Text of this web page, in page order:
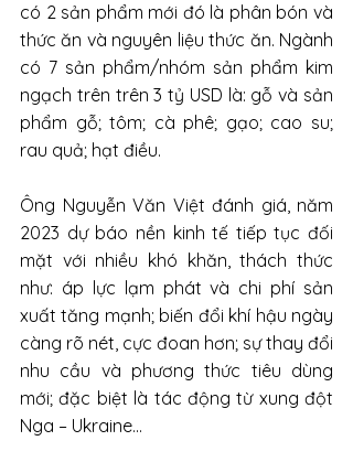
có 2 sản phẩm mới đó là phân bón và
thức ăn và nguyên liệu thức ăn. Ngành
có 7 sản phẩm/nhóm sản phẩm kim
ngạch trên trên 3 tỷ USD là: gỗ và sản
phẩm gỗ; tôm; cà phê; gạo; cao su;
rau quả; hạt điều.
Ông Nguyễn Văn Việt đánh giá, năm
2023 dự báo nền kinh tế tiếp tục đối
mặt với nhiều khó khăn, thách thức
như: áp lực lạm phát và chi phí sản
xuất tăng mạnh; biến đổi khí hậu ngày
càng rõ nét, cực đoan hơn; sự thay đổi
nhu cầu và phương thức tiêu dùng
mới; đặc biệt là tác động từ xung đột
Nga – Ukraine...